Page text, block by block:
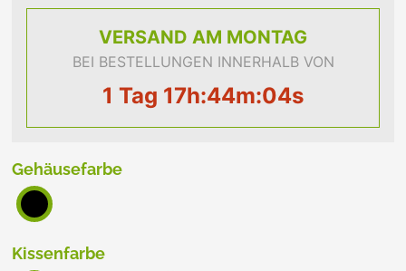
VERSAND AM MONTAG
BEI BESTELLUNGEN INNERHALB VON
1 Tag 17h:44m:04s
Gehäusefarbe
Kissenfarbe